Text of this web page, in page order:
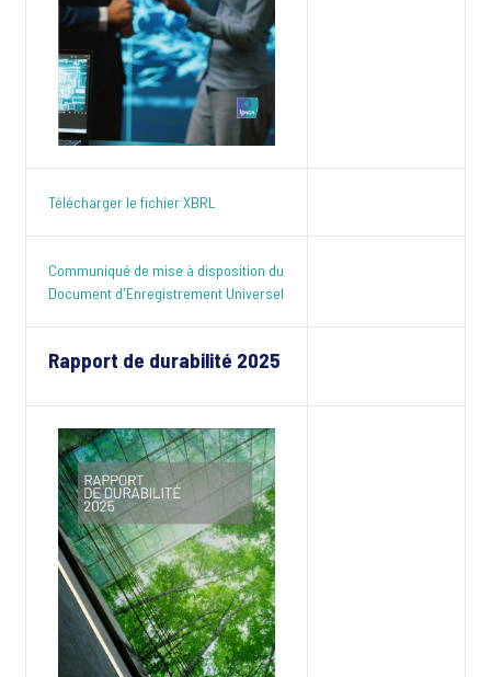
Télécharger le fichier XBRL
Communiqué de mise à disposition du
Document d'Enregistrement Universel
Rapport de durabilité 2025